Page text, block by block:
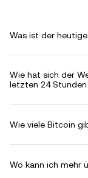
Was ist der heutige
Wie hat sich der
letzten 24
Wie viele Bitcoin
Wo kann ich mehr